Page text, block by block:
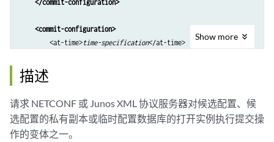
</commit-configuration>
<commit-configuration>
        <at-time>
time-specification</at-time>
</commit-configuration>
<commit-configuration>
        <confirmed/>
        <confirm-timeout>
rollback-delay</confirm-timeout>
        <log>
log-message
Show more
描述
请求 NETCONF 或 Junos XML 协议服务器对候选配置、候
选配置的私有副本或临时配置数据库的打开实例执行提交操
作的变体之一。